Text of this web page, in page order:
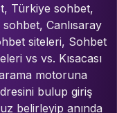
Türkiye sohbet,
Canlısaray
siteleri, Sohbet
vs vs. Kısacası
motoruna
bulup giriş
belirleyip anında